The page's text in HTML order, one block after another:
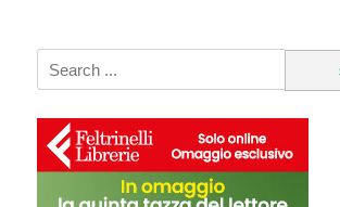
Search
for: